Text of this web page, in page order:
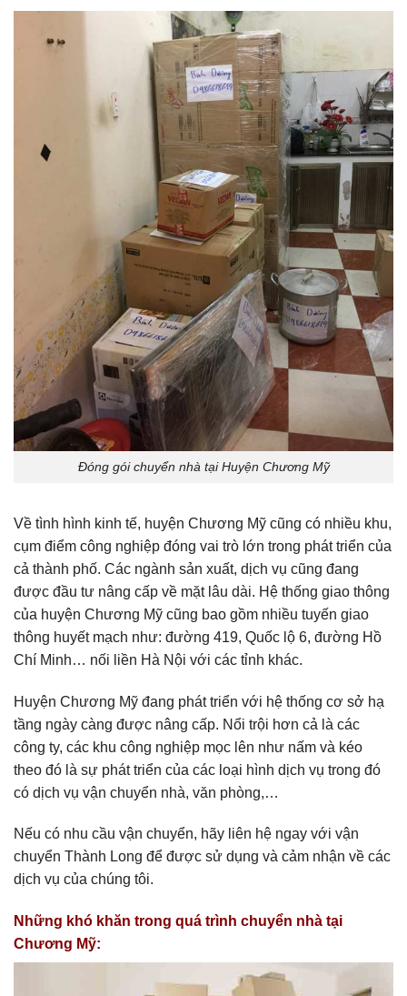
Đóng gói chuyển nhà tại Huyện Chương Mỹ
Về tình hình kinh tế, huyện Chương Mỹ cũng có nhiều khu,
cụm điểm công nghiệp đóng vai trò lớn trong phát triển của
cả thành phố. Các ngành sản xuất, dịch vụ cũng đang
được đầu tư nâng cấp về mặt lâu dài. Hệ thống giao thông
của huyện Chương Mỹ cũng bao gồm nhiều tuyến giao
thông huyết mạch như: đường 419, Quốc lộ 6, đường Hồ
Chí Minh… nối liền Hà Nội với các tỉnh khác.
Huyện Chương Mỹ đang phát triển với hệ thống cơ sở hạ
tầng ngày càng được nâng cấp. Nổi trội hơn cả là các
công ty, các khu công nghiệp mọc lên như nấm và kéo
theo đó là sự phát triển của các loại hình dịch vụ trong đó
có dịch vụ vận chuyển nhà, văn phòng,…
Nếu có nhu cầu vận chuyển, hãy liên hệ ngay với vận
chuyển Thành Long để được sử dụng và cảm nhận về các
dịch vụ của chúng tôi.
Những khó khăn trong quá trình chuyển nhà tại
Chương Mỹ: